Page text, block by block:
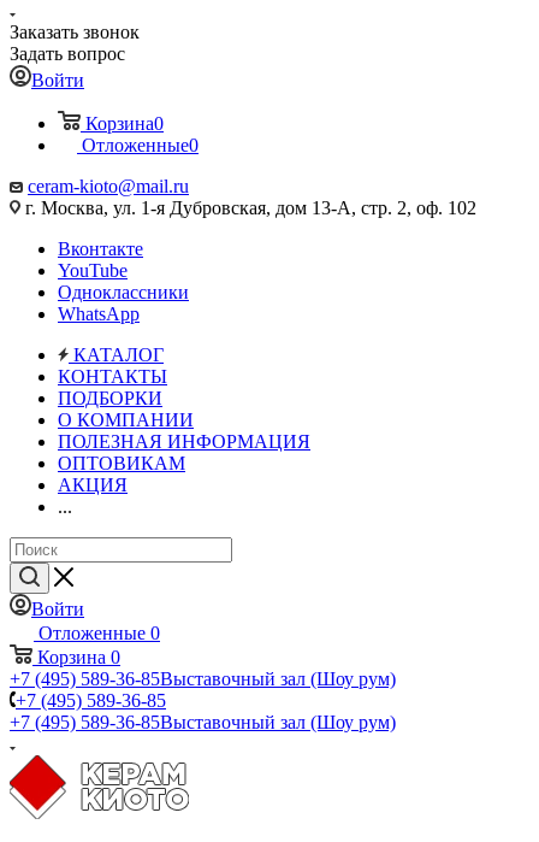
Заказать звонок
Задать вопрос
Войти
Корзина0
Отложенные0
ceram-kioto@mail.ru
г. Москва, ул. 1-я Дубровская, дом 13-А, стр. 2, оф. 102
Вконтакте
YouTube
Одноклассники
WhatsApp
КАТАЛОГ
КОНТАКТЫ
ПОДБОРКИ
О КОМПАНИИ
ПОЛЕЗНАЯ ИНФОРМАЦИЯ
ОПТОВИКАМ
АКЦИЯ
...
Войти
Отложенные 0
Корзина 0
+7 (495) 589-36-85Выставочный зал (Шоу рум)
+7 (495) 589-36-85
+7 (495) 589-36-85Выставочный зал (Шоу рум)